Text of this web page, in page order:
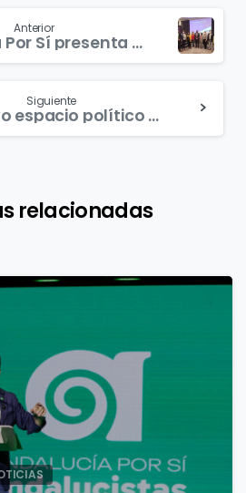
Anterior
Andalucía Por Sí presenta en Bruselas una propuesta para la paralización y revisión del modelo de Grandes plantas de Energías Renovables
Siguiente
Un nuevo espacio político andalucista, social, verde y feminista para que Andalucía no siga a la cola de Europa y del Estado.
relacionadas